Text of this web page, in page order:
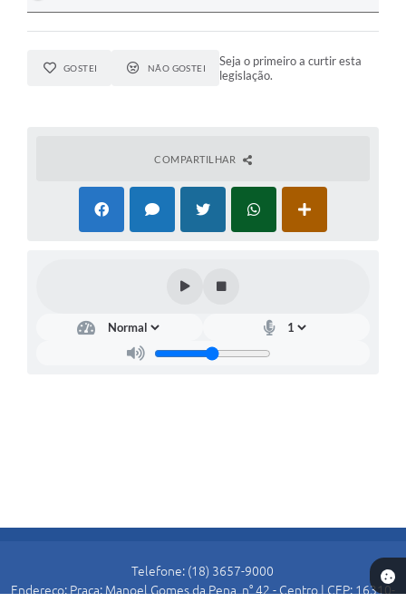
GOSTEI NÃO GOSTEI
Seja o primeiro a curtir esta
legislação.
COMPARTILHAR
Telefone: (18) 3657-9000
Endereço: Praça: Manoel Gomes da Pena, n° 42 - Centro | CEP: 16310-